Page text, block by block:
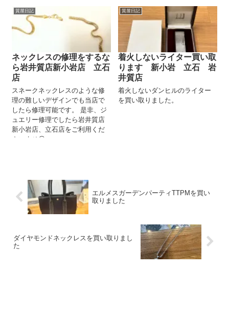
た...
質屋日記
ネックレスの修理をするな
ら岩井質店新小岩店 立石
店
スネークネックレスのような修
理の難しいデザインでも当店で
したら修理可能です。 是非、ジ
ュエリー修理でしたら岩井質店
新小岩店、立石店をご利用くだ
さいませ😊
質屋日記
着火しないライター買い取
ります 新小岩 立石 岩
井質店
着火しないダンヒルのライター
を買い取りました。
エルメスガーデンパーティTTPMを買い
取りました
ダイヤモンドネックレスを買い取りまし
た